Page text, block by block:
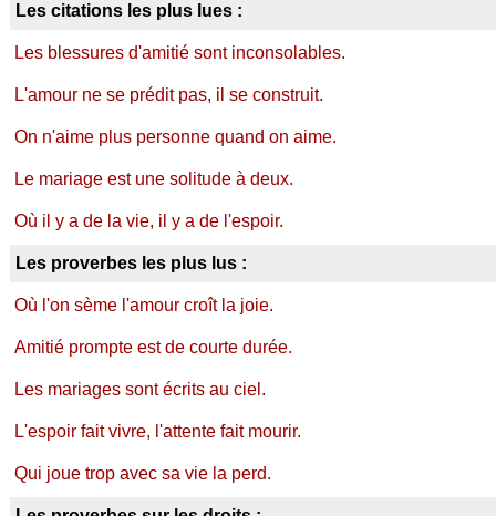
Les citations les plus lues :
Les blessures d'amitié sont inconsolables.
L'amour ne se prédit pas, il se construit.
On n'aime plus personne quand on aime.
Le mariage est une solitude à deux.
Où il y a de la vie, il y a de l'espoir.
Les proverbes les plus lus :
Où l'on sème l'amour croît la joie.
Amitié prompte est de courte durée.
Les mariages sont écrits au ciel.
L'espoir fait vivre, l'attente fait mourir.
Qui joue trop avec sa vie la perd.